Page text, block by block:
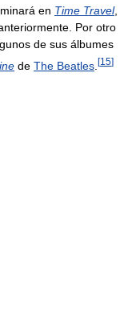
en Time Travel,
Por otro
de sus álbumes
de The Beatles [15]